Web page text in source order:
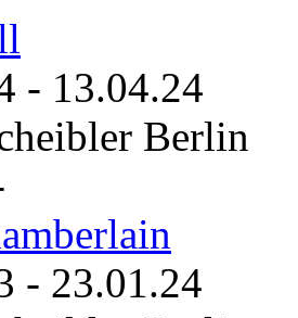
- 13.04.24
Berlin
- 23.01.24